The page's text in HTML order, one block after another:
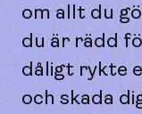
om allt du
du är rädd
dåligt rykte
och skada